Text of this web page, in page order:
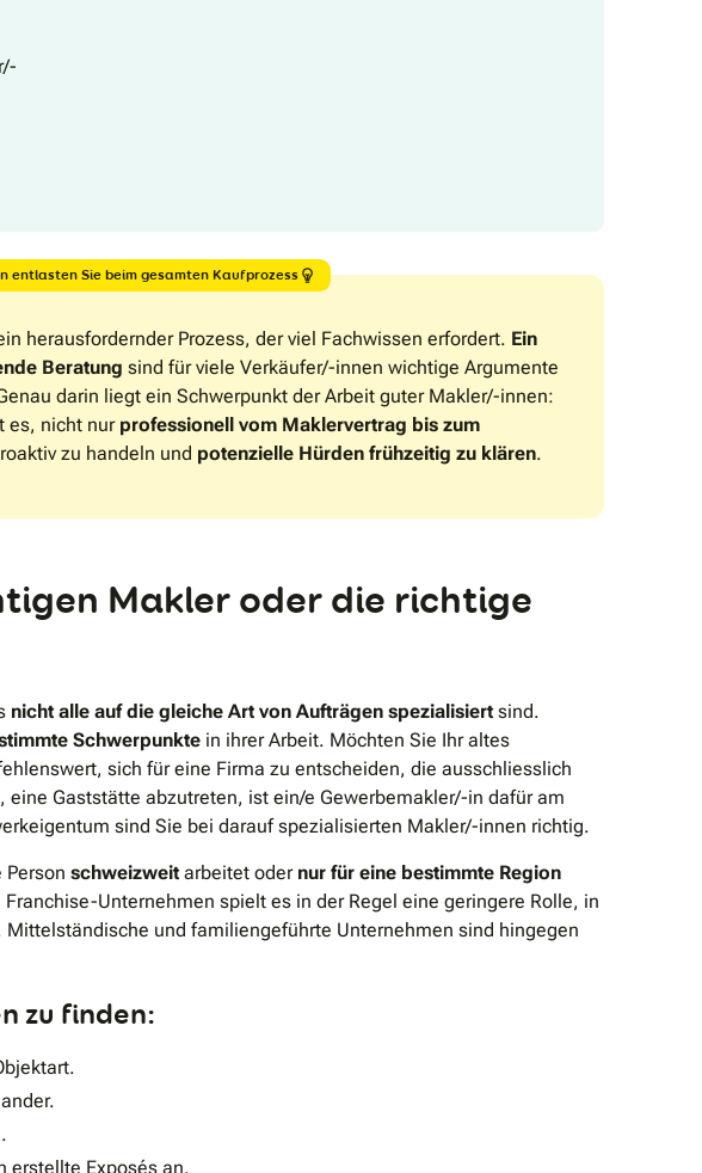
entlasten Sie beim gesamten Kaufprozess
herausfordernder Prozess, der viel Fachwissen erfordert. Ein
Beratung sind für viele Verkäufer/-innen wichtige Argumente
darin liegt ein Schwerpunkt der Arbeit guter Makler/-innen:
es, nicht nur professionell vom Maklervertrag bis zum
zu handeln und potenzielle Hürden frühzeitig zu klären.
Makler oder die richtige
nicht alle auf die gleiche Art von Aufträgen spezialisiert sind.
Schwerpunkte in ihrer Arbeit. Möchten Sie Ihr altes
sich für eine Firma zu entscheiden, die ausschliesslich
Gaststätte abzutreten, ist ein/e Gewerbemakler/-in dafür am
sind Sie bei darauf spezialisierten Makler/-innen richtig.
schweizweit arbeitet oder nur für eine bestimmte Region
Unternehmen spielt es in der Regel eine geringere Rolle, in
und familiengeführte Unternehmen sind hingegen
zu finden:
erstellte Exposés an.